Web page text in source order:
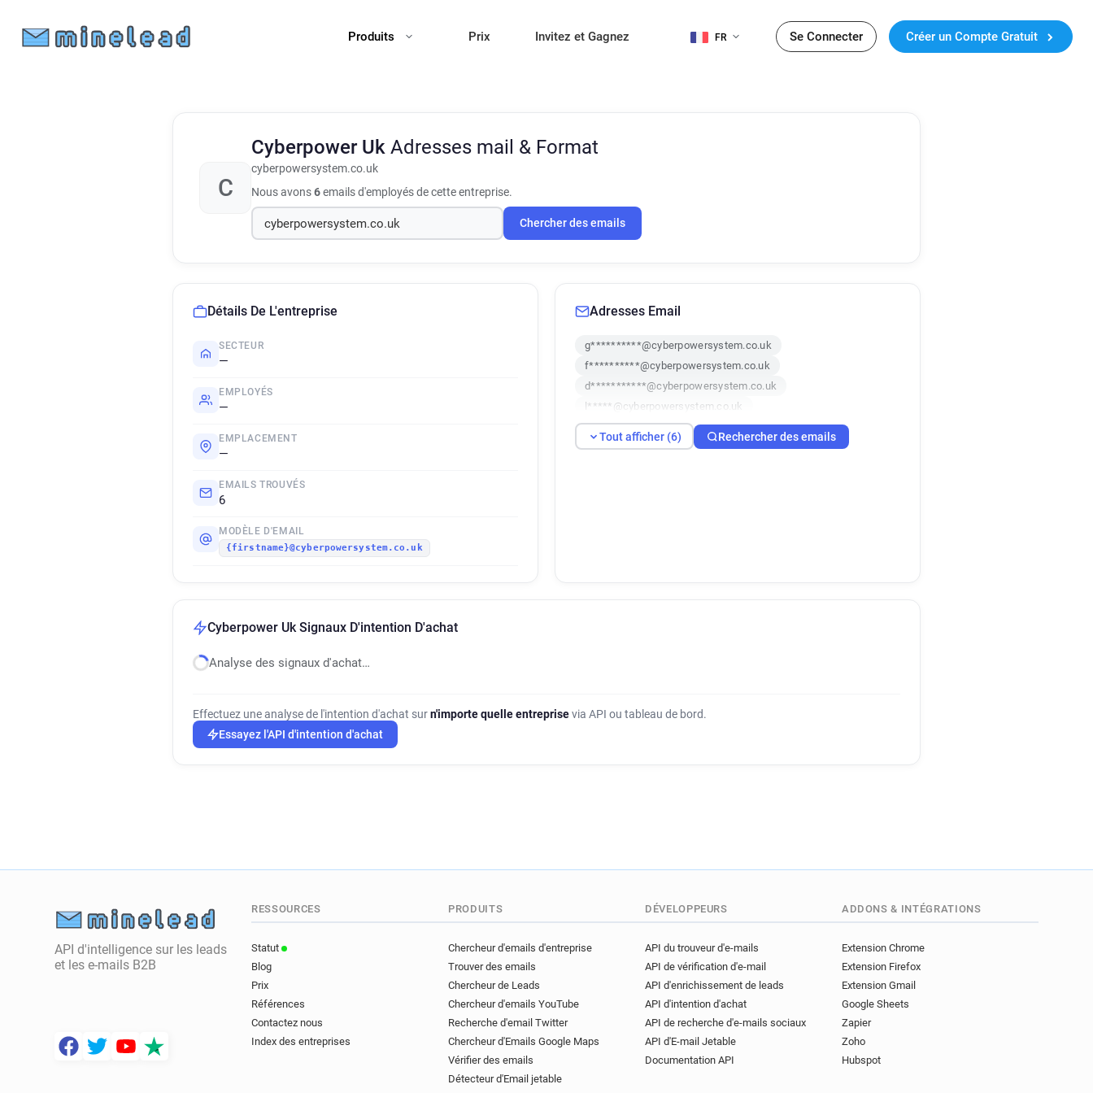
Produits Prix Invitez et Gagnez FR Se Connecter Créer un Compte Gratuit
C
Cyberpower Uk Adresses mail & Format
cyberpowersystem.co.uk
Nous avons6emails d'employés de cette entreprise.
Chercher des emails
Détails De L'entreprise
SECTEUR
—
EMPLOYÉS
—
EMPLACEMENT
—
EMAILS TROUVÉS
6
MODÈLE D'EMAIL
{firstname}@cyberpowersystem.co.uk
Adresses Email
g**********@cyberpowersystem.co.uk
f**********@cyberpowersystem.co.uk
d***********@cyberpowersystem.co.uk
l*****@cyberpowersystem.co.uk
i***********@cyberpowersystem.co.uk
b******@cyberpowersystem.co.uk
Tout afficher (6) Rechercher des emails
Cyberpower Uk Signaux D'intention D'achat
Analyse des signaux d'achat…
Effectuez une analyse de l'intention d'achat surn'importe quelle entreprisevia API ou tableau de bord.
Essayez l'API d'intention d'achat
API d'intelligence sur les leads
et les e-mails B2B
RESSOURCES
Statut
Blog
Prix
Références
Contactez nous
Index des entreprises
PRODUITS
Chercheur d'emails d'entreprise
Trouver des emails
Chercheur de Leads
Chercheur d'emails YouTube
Recherche d'email Twitter
Chercheur d'Emails Google Maps
Vérifier des emails
Détecteur d'Email jetable
DÉVELOPPEURS
API du trouveur d'e-mails
API de vérification d'e-mail
API d'enrichissement de leads
API d'intention d'achat
API de recherche d'e-mails sociaux
API d'E-mail Jetable
Documentation API
ADDONS & INTÉGRATIONS
Extension Chrome
Extension Firefox
Extension Gmail
Google Sheets
Zapier
Zoho
Hubspot